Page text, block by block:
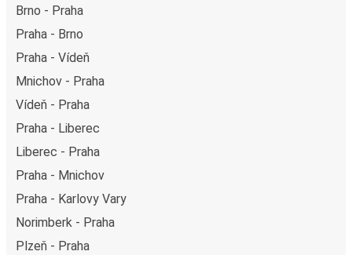
Brno - Praha
Praha - Brno
Praha - Vídeň
Mnichov - Praha
Vídeň - Praha
Praha - Liberec
Liberec - Praha
Praha - Mnichov
Praha - Karlovy Vary
Norimberk - Praha
Plzeň - Praha